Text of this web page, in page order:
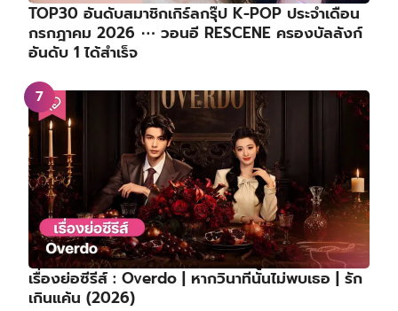
TOP30 อันดับสมาชิกเกิร์ลกรุ๊ป K-POP ประจำเดือน
กรกฎาคม 2026 ⋯ วอนอี RESCENE ครองบัลลังก์
อันดับ 1 ได้สำเร็จ
เรื่องย่อซีรีส์ : Overdo | หากวินาทีนั้นไม่พบเธอ | รัก
เกินแค้น (2026)